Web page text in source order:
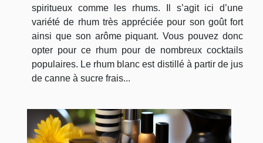
spiritueux comme les rhums. Il s’agit ici d’une
variété de rhum très appréciée pour son goût fort
ainsi que son arôme piquant. Vous pouvez donc
opter pour ce rhum pour de nombreux cocktails
populaires. Le rhum blanc est distillé à partir de jus
de canne à sucre frais...